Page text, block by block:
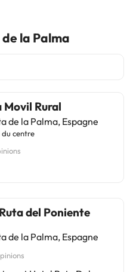
la Palma
Movil Rural
de la Palma, Espagne
du centre
del Poniente
de la Palma, Espagne